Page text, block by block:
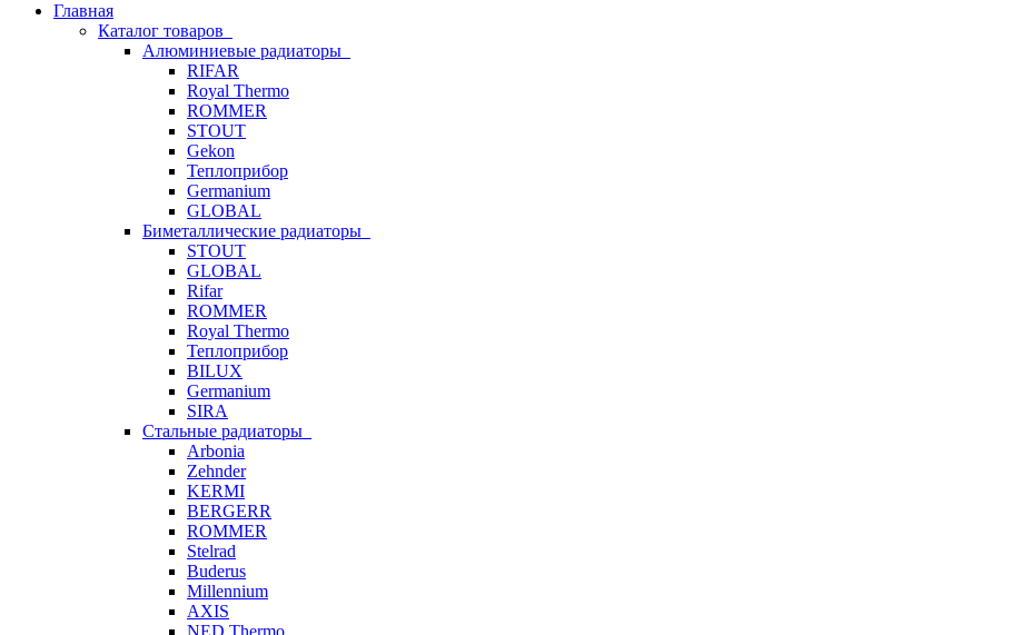
Главная
Каталог товаров
Алюминиевые радиаторы
RIFAR
Royal Thermo
ROMMER
STOUT
Gekon
Теплоприбор
Germanium
GLOBAL
Биметаллические радиаторы
STOUT
GLOBAL
Rifar
ROMMER
Royal Thermo
Теплоприбор
BILUX
Germanium
SIRA
Стальные радиаторы
Arbonia
Zehnder
KERMI
BERGERR
ROMMER
Stelrad
Buderus
Millennium
AXIS
NED Thermo